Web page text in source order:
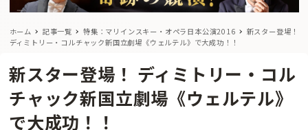
ホーム 記事一覧 特集：マリインスキー・オペラ日本公演2016
新スター登場！
ディミトリー・コルチャック新国立劇場《ウェルテル》で大成功！！
新スター登場！ ディミトリー・コル
チャック新国立劇場《ウェルテル》
で大成功！！